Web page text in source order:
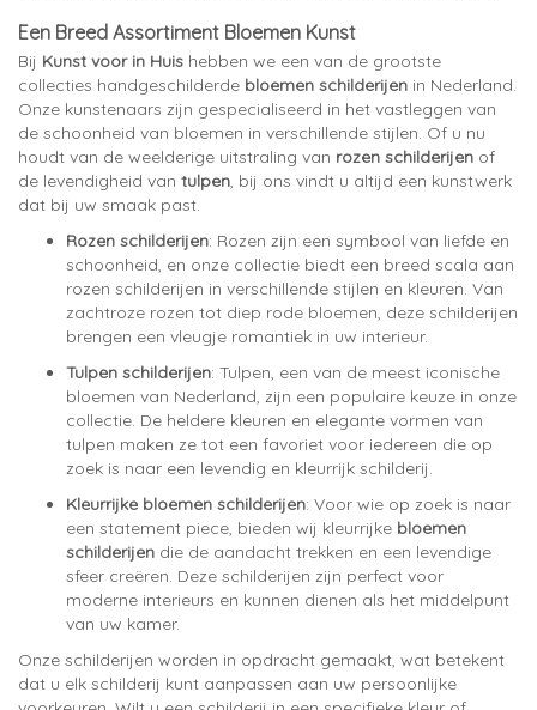
Een Breed Assortiment Bloemen Kunst
Bij Kunst voor in Huis hebben we een van de grootste
collecties handgeschilderde bloemen schilderijen in Nederland.
Onze kunstenaars zijn gespecialiseerd in het vastleggen van
de schoonheid van bloemen in verschillende stijlen. Of u nu
houdt van de weelderige uitstraling van rozen schilderijen of
de levendigheid van tulpen, bij ons vindt u altijd een kunstwerk
dat bij uw smaak past.
Rozen schilderijen: Rozen zijn een symbool van liefde en
schoonheid, en onze collectie biedt een breed scala aan
rozen schilderijen in verschillende stijlen en kleuren. Van
zachtroze rozen tot diep rode bloemen, deze schilderijen
brengen een vleugje romantiek in uw interieur.
Tulpen schilderijen: Tulpen, een van de meest iconische
bloemen van Nederland, zijn een populaire keuze in onze
collectie. De heldere kleuren en elegante vormen van
tulpen maken ze tot een favoriet voor iedereen die op
zoek is naar een levendig en kleurrijk schilderij.
Kleurrijke bloemen schilderijen: Voor wie op zoek is naar
een statement piece, bieden wij kleurrijke bloemen
schilderijen die de aandacht trekken en een levendige
sfeer creëren. Deze schilderijen zijn perfect voor
moderne interieurs en kunnen dienen als het middelpunt
van uw kamer.
Onze schilderijen worden in opdracht gemaakt, wat betekent
dat u elk schilderij kunt aanpassen aan uw persoonlijke